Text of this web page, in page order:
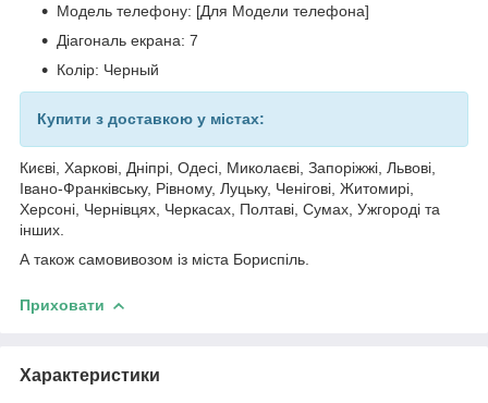
Модель телефону: [Для Модели телефона]
Діагональ екрана: 7
Колір: Черный
Купити з доставкою у містах:
Києві, Харкові, Дніпрі, Одесі, Миколаєві, Запоріжжі, Львові,
Івано-Франківську, Рівному, Луцьку, Ченігові, Житомирі,
Херсоні, Чернівцях, Черкасах, Полтаві, Сумах, Ужгороді та
інших.
А також самовивозом із міста Бориспіль.
Приховати
Характеристики